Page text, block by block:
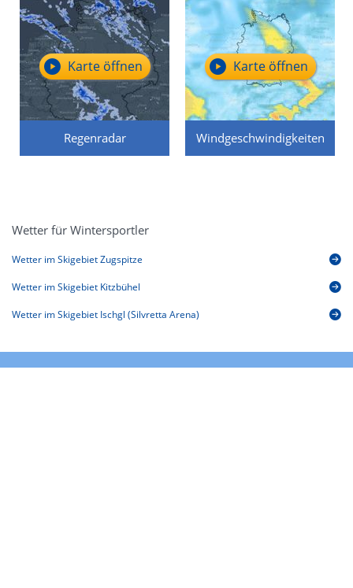
Regenradar
Karte öffnen
Windgeschwindigkeiten
Karte öffnen
Wetter für Wintersportler
Wetter im Skigebiet Zugspitze
Wetter im Skigebiet Kitzbühel
Wetter im Skigebiet Ischgl (Silvretta Arena)